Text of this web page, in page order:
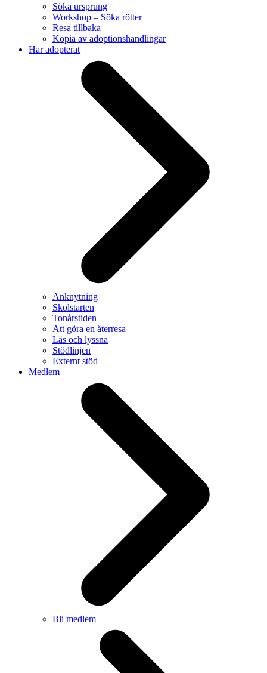
Söka ursprung
Workshop – Söka rötter
Resa tillbaka
Kopia av adoptionshandlingar
Har adopterat
Anknytning
Skolstarten
Tonårstiden
Att göra en återresa
Läs och lyssna
Stödlinjen
Externt stöd
Medlem
Bli medlem